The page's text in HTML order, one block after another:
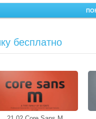
бесплатно